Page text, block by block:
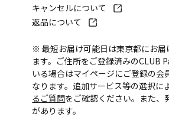
キャンセルについて
返品について
※ 最短お届け可能日は東京都にお
ます。ご住所をご登録済みのCLUB
いる場合はマイページにご登録の
なります。追加サービス等の選択に
るご質問をご確認ください。また、
があります。